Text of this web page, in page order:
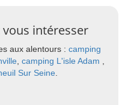
intéresser
aux alentours : camping
camping L'isle Adam
Sur Seine